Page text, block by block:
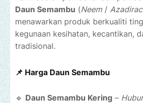
Daun Semambu (Neem/
menawarkan produk berkualiti
kegunaan kesihatan, kecantikan,
tradisional.
📌 Harga Daun Semambu
🔹 Daun Semambu Kering –